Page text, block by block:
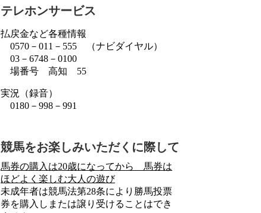
テレホンサービス
払戻金など各種情報
0570－011－555 （ナビダイヤル）
03－6748－0100
場番号 高知 55
実況（録音）
0180－998－991
競馬をお楽しみいただくに際して
馬券の購入は20歳になってから 馬券は
ほどよく楽しむ大人の遊び
未成年者は競馬法第28条により勝馬投票
券を購入しまたは譲り受けることはでき